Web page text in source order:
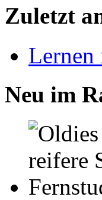
Zuletzt
Lernen
Neu im